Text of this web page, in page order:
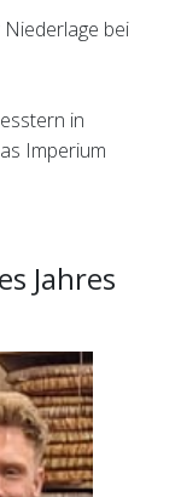
bei
in
Imperium
Jahres